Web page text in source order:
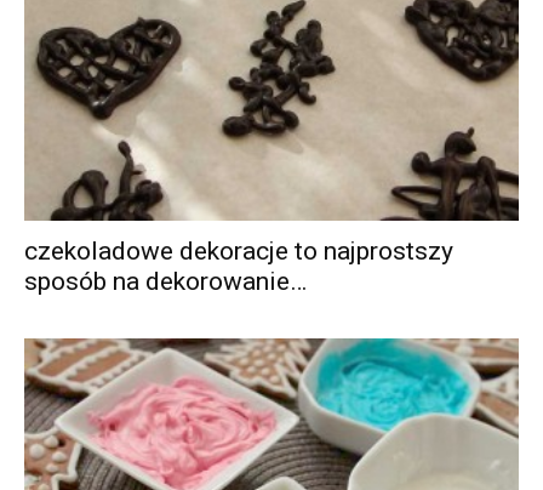
czekoladowe dekoracje to najprostszy
sposób na dekorowanie…